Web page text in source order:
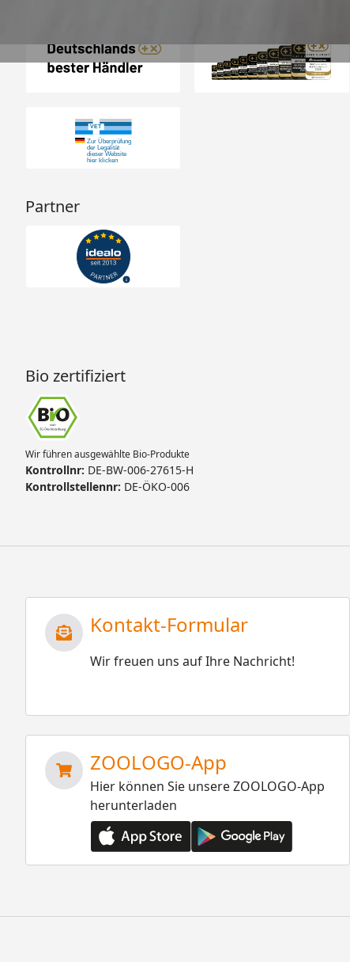
Partner
Bio zertifiziert
Wir führen ausgewählte Bio-Produkte
Kontrollnr: DE-BW-006-27615-H
Kontrollstellennr: DE-ÖKO-006
Kontakt-Formular
Wir freuen uns auf Ihre Nachricht!
ZOOLOGO-App
Hier können Sie unsere ZOOLOGO-App
herunterladen